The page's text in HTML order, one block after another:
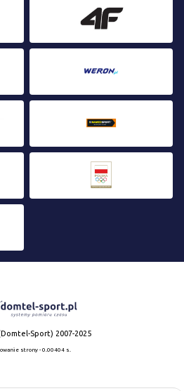
Sport) 2007-2025
strony - 0.00404 s.